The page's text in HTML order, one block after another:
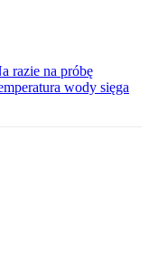
razie na próbę
wody sięga